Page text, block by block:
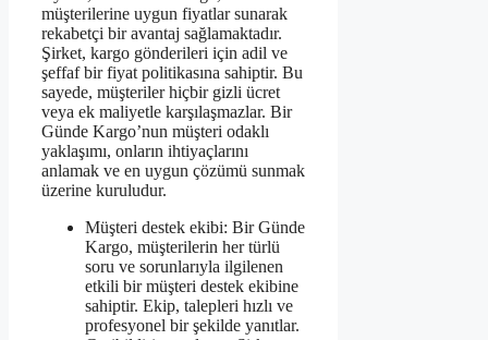
müşterilerine uygun fiyatlar sunarak
rekabetçi bir avantaj sağlamaktadır.
Şirket, kargo gönderileri için adil ve
şeffaf bir fiyat politikasına sahiptir. Bu
sayede, müşteriler hiçbir gizli ücret
veya ek maliyetle karşılaşmazlar. Bir
Günde Kargo’nun müşteri odaklı
yaklaşımı, onların ihtiyaçlarını
anlamak ve en uygun çözümü sunmak
üzerine kuruludur.
Müşteri destek ekibi: Bir Günde
Kargo, müşterilerin her türlü
soru ve sorunlarıyla ilgilenen
etkili bir müşteri destek ekibine
sahiptir. Ekip, talepleri hızlı ve
profesyonel bir şekilde yanıtlar.